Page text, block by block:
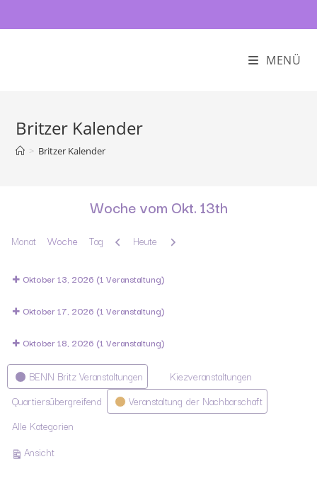
MENÜ
Britzer Kalender
> Britzer Kalender
Woche vom Okt. 13th
Monat Woche Tag Zurück
Heute Weiter
Oktober 13, 2026 (1 Veranstaltung)
Oktober 17, 2026 (1 Veranstaltung)
Oktober 18, 2026 (1 Veranstaltung)
Kategorien
BENN Britz Veranstaltungen
Kiezveranstaltungen
Quartiersübergreifend
Veranstaltung der Nachbarschaft
Alle Kategorien
Ansichtausdrucken